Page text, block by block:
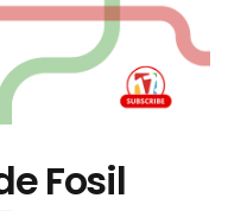
Fosil